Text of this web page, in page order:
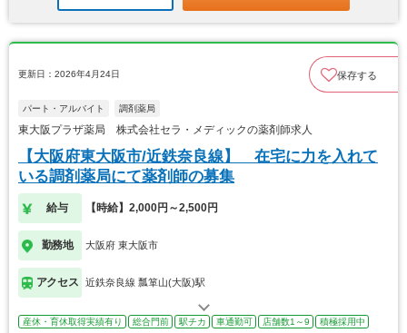
更新日：2026年4月24日 保存する
パート・アルバイト 調剤薬局
東大阪プラザ薬局 株式会社セラ・メディックの薬剤師求人
【大阪府東大阪市/近鉄奈良線】 在宅に力を入れて
いる調剤薬局にて薬剤師の募集
給与 【時給】2,000円～2,500円
勤務地 大阪府 東大阪市
アクセス 近鉄奈良線 瓢箪山(大阪)駅
産休・育休取得実績有り 総合門前 駅チカ 車通勤可 店舗数1～9 積極採用中